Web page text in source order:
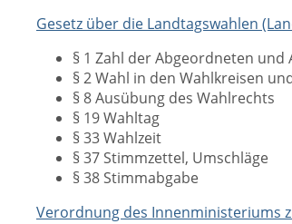
Gesetz über die Landtagswahlen
§ 1 Zahl der Abgeordneten und
§ 2 Wahl in den Wahlkreisen
§ 8 Ausübung des Wahlrechts
§ 19 Wahltag
§ 33 Wahlzeit
§ 37 Stimmzettel, Umschläge
§ 38 Stimmabgabe
Verordnung des Innenministeriums